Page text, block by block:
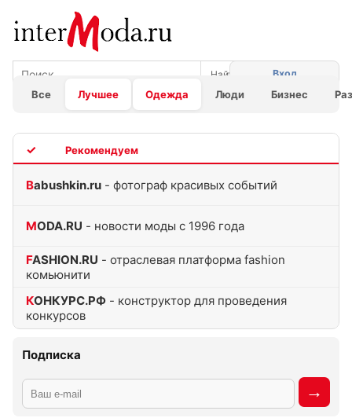
Все Лучшее Одежда Люди Бизнес
Вход
Babushkin.ru - фотограф красивых событий
MODA.RU - новости моды с 1996 года
FASHION.RU - отраслевая платформа fashion
комьюнити
КОНКУРС.РФ - конструктор для проведения
конкурсов
Подписка